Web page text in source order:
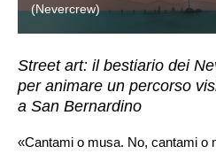
(Nevercrew)
Street art: il bestiario dei
per animare un percorso
a San Bernardino
«Cantami o musa. No, cantami o